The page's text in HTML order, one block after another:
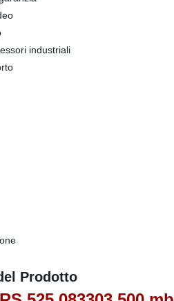
industriali
Prodotto